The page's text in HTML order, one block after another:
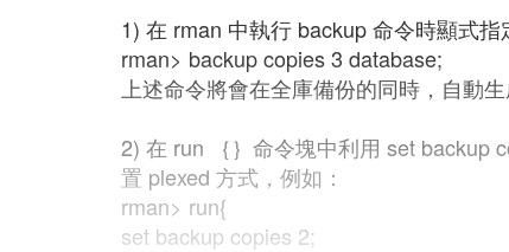
1) 在 rman 中執行 backup 命令時顯式指
rman> backup copies 3 database;
上述命令將會在全庫備份的同時，自動
2) 在 run ｛｝命令塊中利用 set backup
置 plexed 方式，例如：
rman> run{
set backup copies 2;